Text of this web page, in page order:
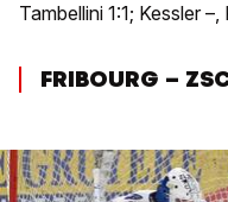
Tambellini 1:1; Kessler
FRIBOURG –